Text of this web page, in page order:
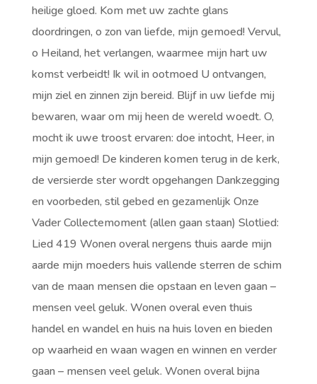
heilige gloed. Kom met uw zachte glans
doordringen, o zon van liefde, mijn gemoed! Vervul,
o Heiland, het verlangen, waarmee mijn hart uw
komst verbeidt! Ik wil in ootmoed U ontvangen,
mijn ziel en zinnen zijn bereid. Blijf in uw liefde mij
bewaren, waar om mij heen de wereld woedt. O,
mocht ik uwe troost ervaren: doe intocht, Heer, in
mijn gemoed! De kinderen komen terug in de kerk,
de versierde ster wordt opgehangen Dankzegging
en voorbeden, stil gebed en gezamenlijk Onze
Vader Collectemoment (allen gaan staan) Slotlied:
Lied 419 Wonen overal nergens thuis aarde mijn
aarde mijn moeders huis vallende sterren de schim
van de maan mensen die opstaan en leven gaan –
mensen veel geluk. Wonen overal even thuis
handel en wandel en huis na huis loven en bieden
op waarheid en waan wagen en winnen en verder
gaan – mensen veel geluk. Wonen overal bijna